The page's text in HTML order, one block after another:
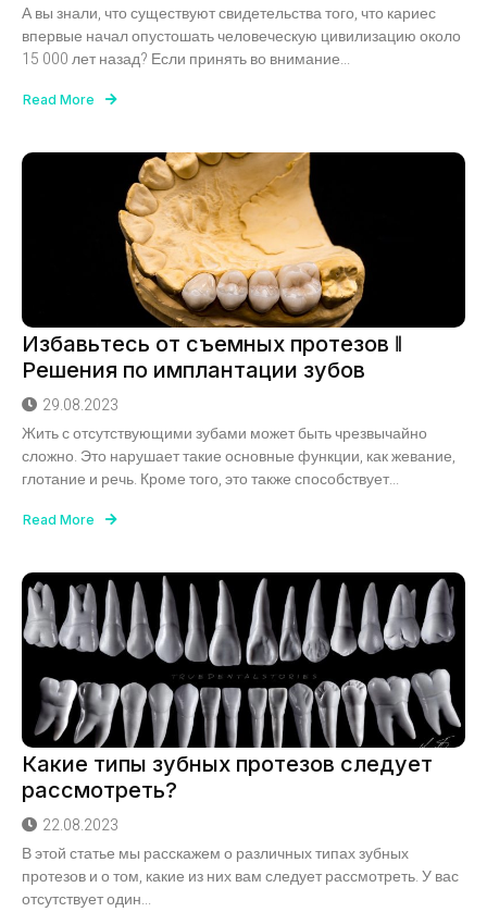
А вы знали, что существуют свидетельства того, что кариес
впервые начал опустошать человеческую цивилизацию около
15 000 лет назад? Если принять во внимание...
Read More
Избавьтесь от съемных протезов ǁ
Решения по имплантации зубов
29.08.2023
Жить с отсутствующими зубами может быть чрезвычайно
сложно. Это нарушает такие основные функции, как жевание,
глотание и речь. Кроме того, это также способствует...
Read More
Какие типы зубных протезов следует
рассмотреть?
22.08.2023
В этой статье мы расскажем о различных типах зубных
протезов и о том, какие из них вам следует рассмотреть. У вас
отсутствует один...